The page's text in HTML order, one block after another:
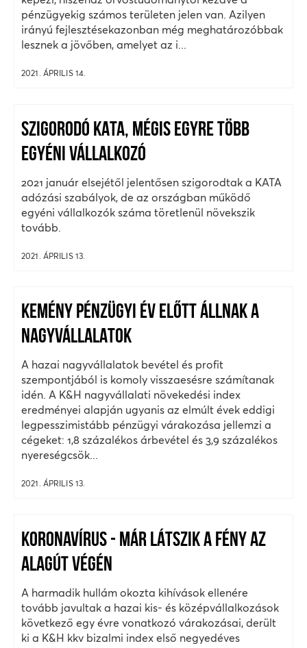
pénzügyekig számos területen jelen van. Azilyen
irányú fejlesztésekazonban még meghatározóbbak
lesznek a jövőben, amelyet az i...
2021. ÁPRILIS 14.
SZIGORODÓ KATA, MÉGIS EGYRE TÖBB
EGYÉNI VÁLLALKOZÓ
2021 január elsejétől jelentősen szigorodtak a KATA
adózási szabályok, de az országban működő
egyéni vállalkozók száma töretlenül növekszik
tovább.
2021. ÁPRILIS 13.
KEMÉNY PÉNZÜGYI ÉV ELŐTT ÁLLNAK A
NAGYVÁLLALATOK
A hazai nagyvállalatok bevétel és profit
szempontjából is komoly visszaesésre számítanak
idén. A K&H nagyvállalati növekedési index
eredményei alapján ugyanis az elmúlt évek eddigi
legpesszimistább pénzügyi várakozása jellemzi a
cégeket: 1,8 százalékos árbevétel és 3,9 százalékos
nyereségcsök...
2021. ÁPRILIS 13.
KORONAVÍRUS - MÁR LÁTSZIK A FÉNY AZ
ALAGÚT VÉGÉN
A harmadik hullám okozta kihívások ellenére
tovább javultak a hazai kis- és középvállalkozások
következő egy évre vonatkozó várakozásai, derült
ki a K&H kkv bizalmi index első negyedéves